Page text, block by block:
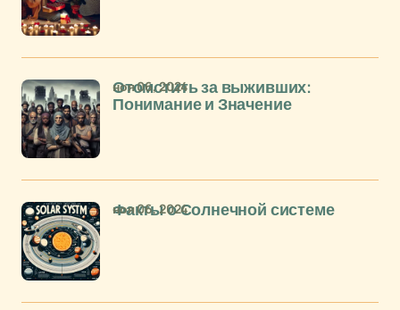
Отомстить за выживших:
Понимание и Значение
ноя 06, 2024
Факты о Солнечной системе
ноя 06, 2024